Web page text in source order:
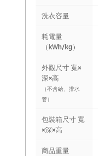
洗衣容量
耗電量
（kWh/kg）
外觀尺寸 寬×
深×高
（不含給、排水
管）
包裝箱尺寸 寬
×深×高
商品重量